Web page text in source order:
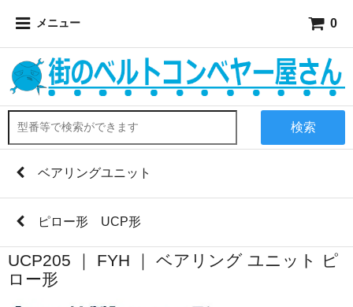
メニュー 0
検索
ベアリングユニット
ピロー形 UCP形
UCP205 ｜ FYH ｜ ベアリング ユニット ピ
ロー形